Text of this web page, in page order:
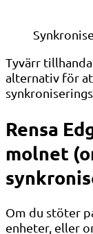
Tyvärr
alternativ för
Rensa
molnet
Om du stöter
enheter, eller